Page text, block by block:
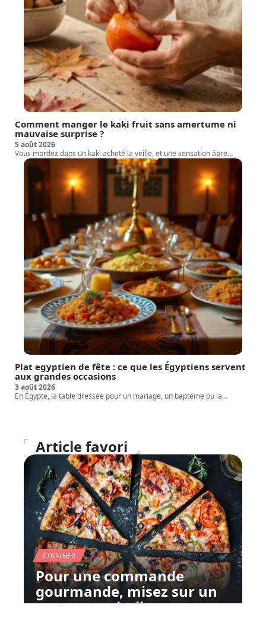
Comment manger le kaki fruit sans amertume ni
mauvaise surprise ?
5 août 2026
Vous mordez dans un kaki acheté la veille, et une sensation âpre…
Plat egyptien de fête : ce que les Égyptiens servent
aux grandes occasions
3 août 2026
En Égypte, la table dressée pour un mariage, un baptême ou la…
Article favori
CUISINER
Pour une commande
gourmande, misez sur un
restaurant italien